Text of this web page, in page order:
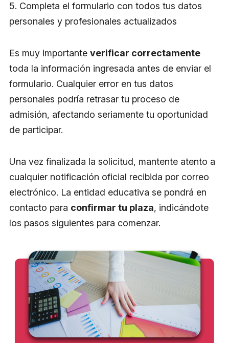
5. Completa el formulario con todos tus datos
personales y profesionales actualizados
Es muy importante verificar correctamente
toda la información ingresada antes de enviar el
formulario. Cualquier error en tus datos
personales podría retrasar tu proceso de
admisión, afectando seriamente tu oportunidad
de participar.
Una vez finalizada la solicitud, mantente atento a
cualquier notificación oficial recibida por correo
electrónico. La entidad educativa se pondrá en
contacto para confirmar tu plaza, indicándote
los pasos siguientes para comenzar.